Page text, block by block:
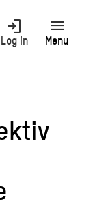
login
Log in
menu
Menu